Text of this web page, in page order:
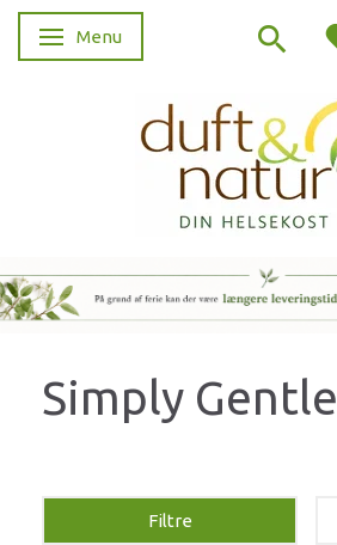
Skifte navigation
Menu
Simply Gentle
Filtre